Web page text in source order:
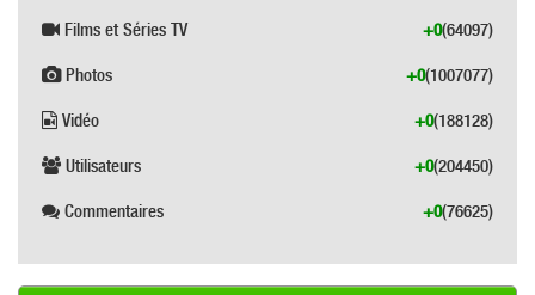
Films et Séries TV (64097)
+0
Photos (1007077)
+0
Vidéo (188128)
+0
Utilisateurs (204450)
+0
Commentaires (76625)
+0